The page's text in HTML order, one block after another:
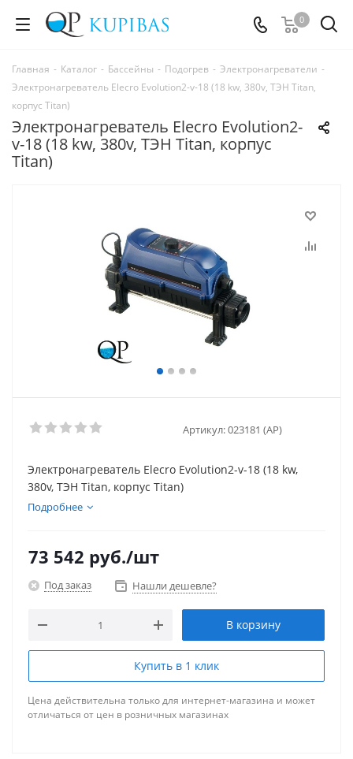
0
Главная - Каталог - Бассейны - Подогрев - Электронагреватели -
Электронагреватель Elecro Evolution2-v-18 (18 kw, 380v, ТЭН Titan,
корпус Titan)
Электронагреватель Elecro Evolution2-
v-18 (18 kw, 380v, ТЭН Titan, корпус
Titan)
Артикул:023181 (AP)
Электронагреватель Elecro Evolution2-v-18 (18 kw,
380v, ТЭН Titan, корпус Titan)
Подробнее
73 542 руб./шт
Под заказ Нашли дешевле?
В корзину
Купить в 1 клик
Цена действительна только для интернет-магазина и может
отличаться от цен в розничных магазинах